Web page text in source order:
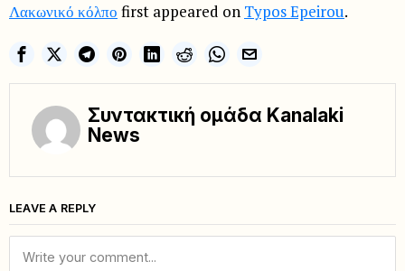
Λακωνικό κόλπο first appeared on Typos Epeirou.
Συντακτική ομάδα Kanalaki
News
LEAVE A REPLY